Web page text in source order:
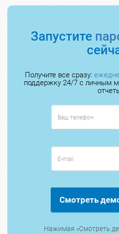
Запустите
Получите все сразу:
поддержку 24/7 с личным
Смотреть
Нажимая «Смотреть